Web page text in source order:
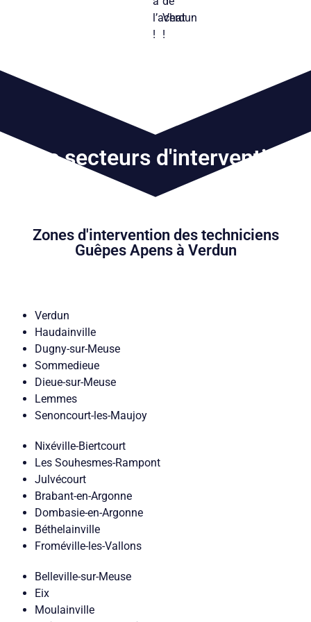
l’achat
!
Verdun
!
Nos secteurs d'intervention
Zones d'intervention des techniciens
Guêpes Apens à Verdun
Verdun
Haudainville
Dugny-sur-Meuse
Sommedieue
Dieue-sur-Meuse
Lemmes
Senoncourt-les-Maujoy
Nixéville-Biertcourt
Les Souhesmes-Rampont
Julvécourt
Brabant-en-Argonne
Dombasie-en-Argonne
Béthelainville
Froméville-les-Vallons
Belleville-sur-Meuse
Eix
Moulainville